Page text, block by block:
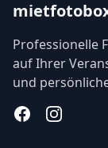
Professionelle
auf Ihrer
und
FacebookInstagram